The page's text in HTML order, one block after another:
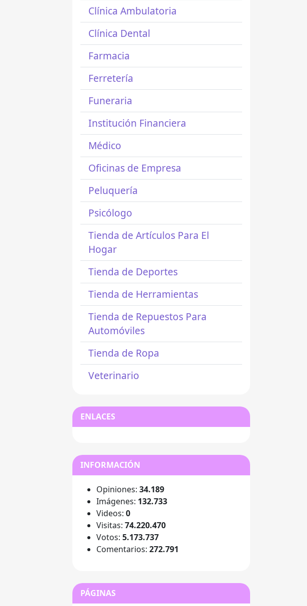
Clínica Ambulatoria
Clínica Dental
Farmacia
Ferretería
Funeraria
Institución Financiera
Médico
Oficinas de Empresa
Peluquería
Psicólogo
Tienda de Artículos Para El
Hogar
Tienda de Deportes
Tienda de Herramientas
Tienda de Repuestos Para
Automóviles
Tienda de Ropa
Veterinario
ENLACES
INFORMACIÓN
Opiniones: 34.189
Imágenes: 132.733
Videos: 0
Visitas: 74.220.470
Votos: 5.173.737
Comentarios: 272.791
PÁGINAS